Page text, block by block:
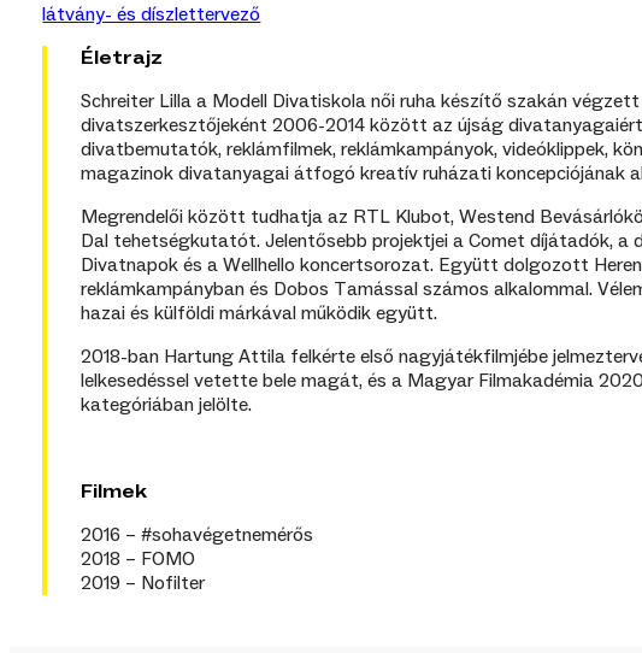
látvány- és díszlettervező
Életrajz
Schreiter Lilla a Modell Divatiskola női ruha készítő szakán
divatszerkesztőjeként 2006-2014 között az újság
divatbemutatók, reklámfilmek, reklámkampányok, videóklippek,
magazinok divatanyagai átfogó kreatív ruházati koncepciójának
Megrendelői között tudhatja az RTL Klubot, Westend
Dal tehetségkutatót. Jelentősebb projektjei a Comet díjátadók, a
Divatnapok és a Wellhello koncertsorozat. Együtt dolgozott
reklámkampányban és Dobos Tamással számos alkalommal.
hazai és külföldi márkával működik együtt.
2018-ban Hartung Attila felkérte első nagyjátékfilmjébe
lelkesedéssel vetette bele magát, és a Magyar Filmakadémia
kategóriában jelölte.
Filmek
2016 – #sohavégetnemérős
2018 – FOMO
2019 – Nofilter